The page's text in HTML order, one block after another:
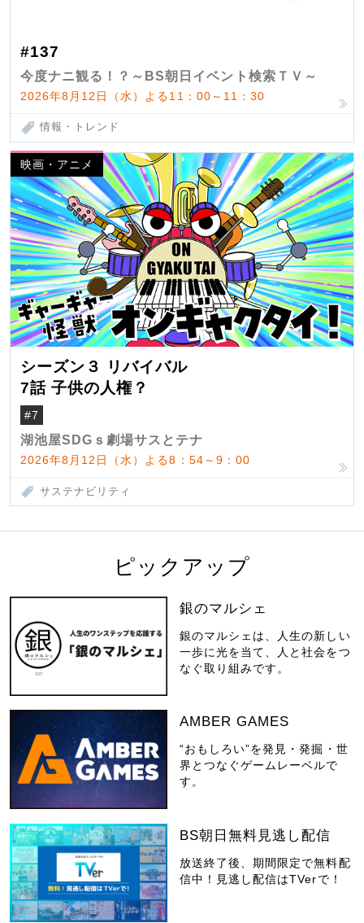
#137
今度ナニ観る！？～BS朝日イベント検索ＴＶ～
2026年8月12日（水）よる11：00～11：30
情報・トレンド
映画・アニメ
シーズン３ リバイバル
7話 子供の人権？
#7
湖池屋SDGｓ劇場サスとテナ
2026年8月12日（水）よる8：54～9：00
サステナビリティ
ピックアップ
銀のマルシェ
銀のマルシェは、人生の新しい
一歩に光を当て、人と社会をつ
なぐ取り組みです。
AMBER GAMES
“おもしろい”を発見・発掘・世
界とつなぐゲームレーベルで
す。
BS朝日無料見逃し配信
放送終了後、期間限定で無料配
信中！見逃し配信はTVerで！